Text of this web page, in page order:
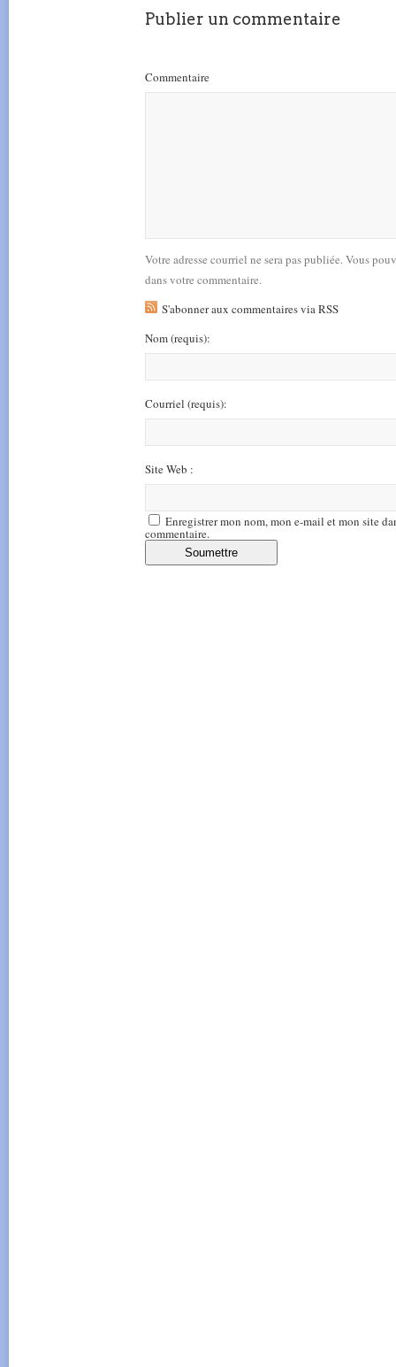
Publier un commentaire
Commentaire
Votre adresse courriel ne sera pas publiée. Vous
dans votre commentaire.
S'abonner aux commentaires via RSS
Nom(requis):
Courriel (requis):
Site Web :
Enregistrer mon nom, mon e-mail et mon site
commentaire.